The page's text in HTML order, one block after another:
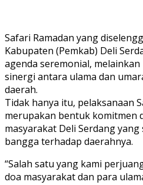
Safari Ramadan yang
Kabupaten (Pemkab) Deli
agenda seremonial,
sinergi antara ulama dan
daerah.
Tidak hanya itu, pelaksanaan
merupakan bentuk komitmen
masyarakat Deli Serdang
bangga terhadap daerahnya.
“Salah satu yang kami
doa masyarakat dan para